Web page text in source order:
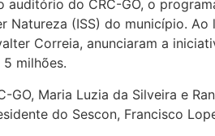
do CRC-GO, o
(ISS) do município.
Correia, anunciaram a
milhões.
Maria Luzia da Silveira e
do Sescon, Francisco